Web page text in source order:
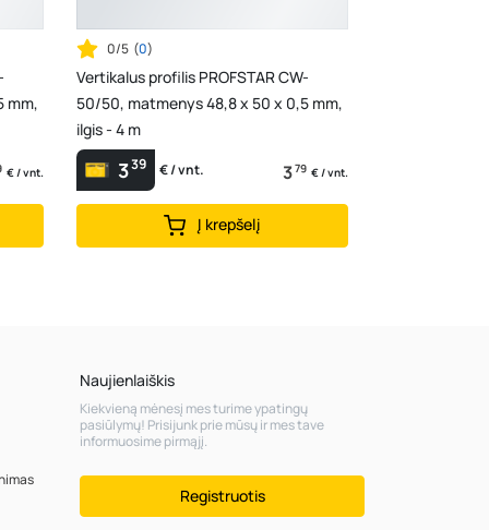
mm,
€ / vnt.
0/5 (0)
Vertikalus profilis PROFSTAR CW-
50/50, matmenys 48,8 x 50 x 0,5 mm,
ilgis - 4 m
339 € / vnt. 379 € / vnt.
Į krepšelį
Naujienlaiškis
Kiekvieną mėnesį mes turime ypatingų
pasiūlymų! Prisijunk prie mūsų ir mes tave
informuosime pirmąjį.
Registruotis